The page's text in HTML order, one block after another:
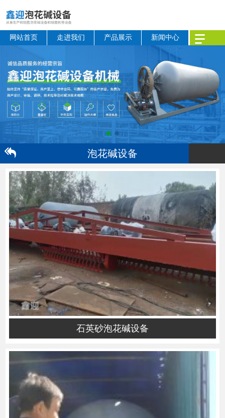
网站首页 走进我们 产品展示 新闻中心
泡花碱设备
石英砂泡花碱设备